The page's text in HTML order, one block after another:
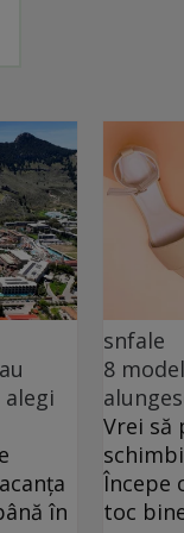
în
snfale
8
Vrei să
Începe
toc